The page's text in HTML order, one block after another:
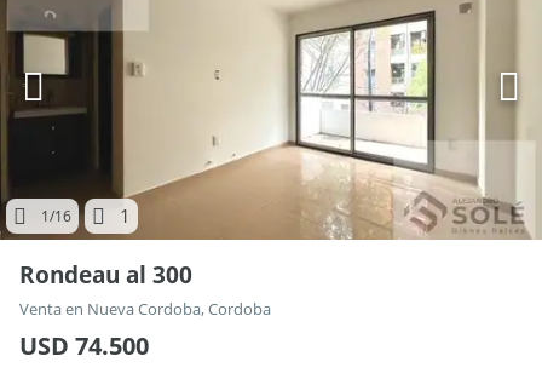
1/16 1
Rondeau al 300
Venta en Nueva Cordoba, Cordoba
USD 74.500